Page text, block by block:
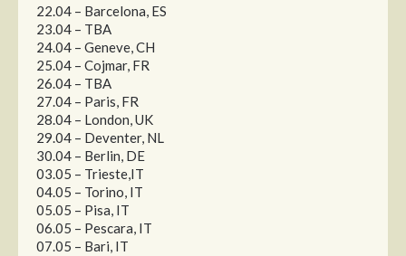
22.04 – Barcelona, ES
23.04 – TBA
24.04 – Geneve, CH
25.04 – Cojmar, FR
26.04 – TBA
27.04 – Paris, FR
28.04 – London, UK
29.04 – Deventer, NL
30.04 – Berlin, DE
03.05 – Trieste,IT
04.05 – Torino, IT
05.05 – Pisa, IT
06.05 – Pescara, IT
07.05 – Bari, IT